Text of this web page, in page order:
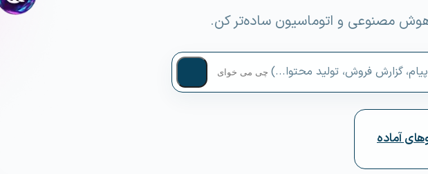
هوش مصنوعی و اتوماسیون ساده‌تر کن.
گزارش فروش، تولید محتوا...)
آماده